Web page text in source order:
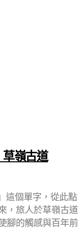
嶺古道
這個單字，從此點
，旅人於草嶺古道
腳的觸感與百年前